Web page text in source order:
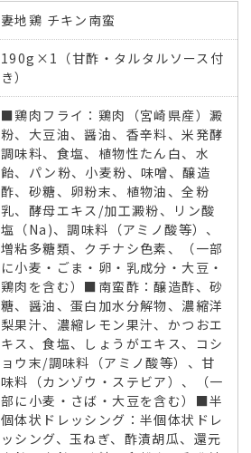
妻地鶏 チキン南蛮
190g×1（甘酢・タルタルソース付
き）
■鶏肉フライ：鶏肉（宮崎県産）澱
粉、大豆油、醤油、香辛料、米発酵
調味料、食塩、植物性たん白、水
飴、パン粉、小麦粉、味噌、醸造
酢、砂糖、卵粉末、植物油、全粉
乳、酵母エキス/加工澱粉、リン酸
塩（Na)、調味料（アミノ酸等）、
増粘多糖類、クチナシ色素、（一部
に小麦・ごま・卵・乳成分・大豆・
鶏肉を含む）■南蛮酢：醸造酢、砂
糖、醤油、蛋白加水分解物、濃縮洋
梨果汁、濃縮レモン果汁、かつおエ
キス、食塩、しょうがエキス、コシ
ョウ末/調味料（アミノ酸等）、甘
味料（カンゾウ・ステビア）、（一
部に小麦・さば・大豆を含む）■半
個体状ドレッシング：半個体状ドレ
ッシング、玉ねぎ、酢漬胡瓜、還元